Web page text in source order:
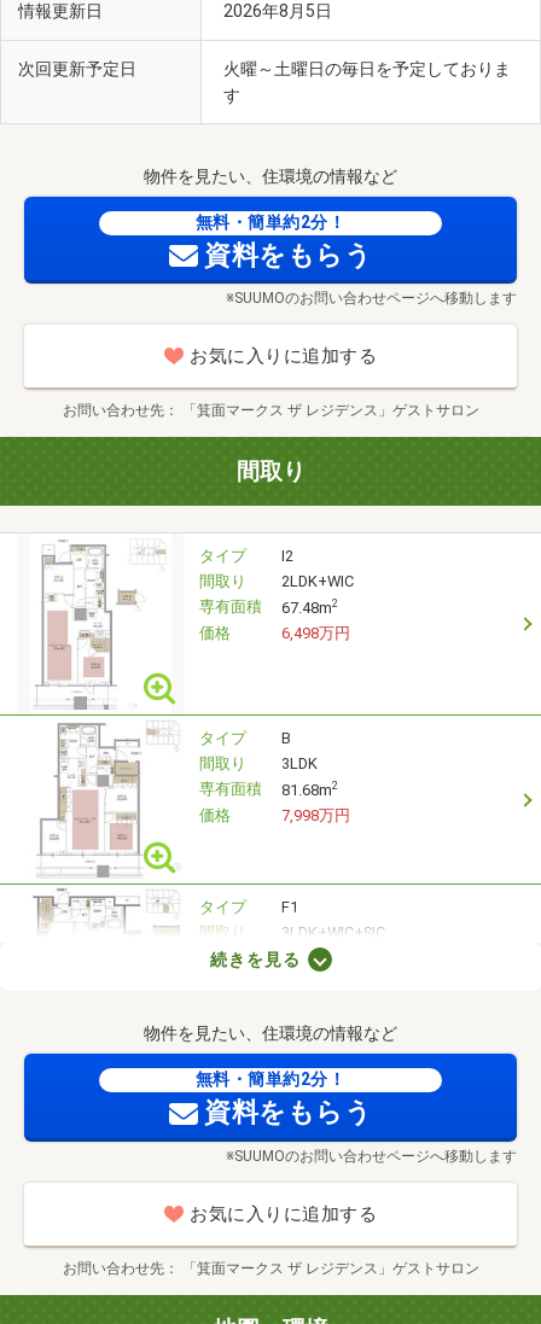
情報更新日 2026年8月5日
次回更新予定日
火曜～土曜日の毎日を予定しておりま
す
物件を見たい、住環境の情報など
無料・簡単約2分！
資料をもらう
※SUUMOのお問い合わせページへ移動します
お気に入りに追加する
お問い合わせ先 「箕面マークス ザ レジデンス」ゲストサロン
間取り
タイプ
I2
間取り
2LDK+WIC
専有面積
67.48m2
価格 6,498万円
タイプ
B
間取り
3LDK
専有面積
81.68m2
価格 7,998万円
タイプ
F1
間取り
3LDK+WIC+SIC
専有面積
80.69m
タイプ
H
間取り
3LDK+WIC+SIC+N
専有面積
105.7m2
価格 9,998万円
タイプ
J2
専有面積
99.31m
続きを見る
物件を見たい、住環境の情報など
無料・簡単約2分！
資料をもらう
※SUUMOのお問い合わせページへ移動します
お気に入りに追加する
お問い合わせ先 「箕面マークス ザ レジデンス」ゲストサロン